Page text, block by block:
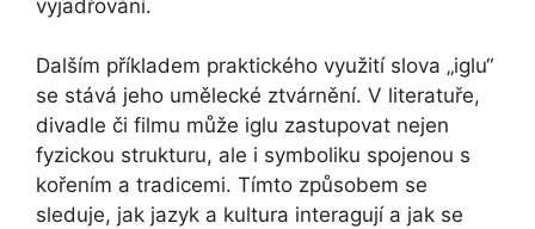
vyjadřování.
Dalším příkladem praktického využití slova „iglu“
se stává jeho umělecké ztvárnění. V literatuře,
divadle či filmu může iglu zastupovat nejen
fyzickou strukturu, ale i symboliku spojenou s
kořením a tradicemi. Tímto způsobem se
sleduje, jak jazyk a kultura interagují a jak se